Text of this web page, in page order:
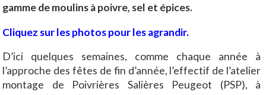
gamme de moulins à poivre, sel et épices.
Cliquez sur les photos pour les agrandir.
D’ici quelques semaines, comme chaque année à
l’approche des fêtes de fin d’année, l’effectif de l’atelier
montage de Poivrières Salières Peugeot (PSP), à